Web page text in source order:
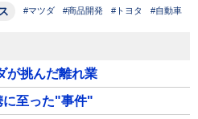
#マツダ #商品開発 #トヨタ #自動車
が挑んだ離れ業
に至った"事件"